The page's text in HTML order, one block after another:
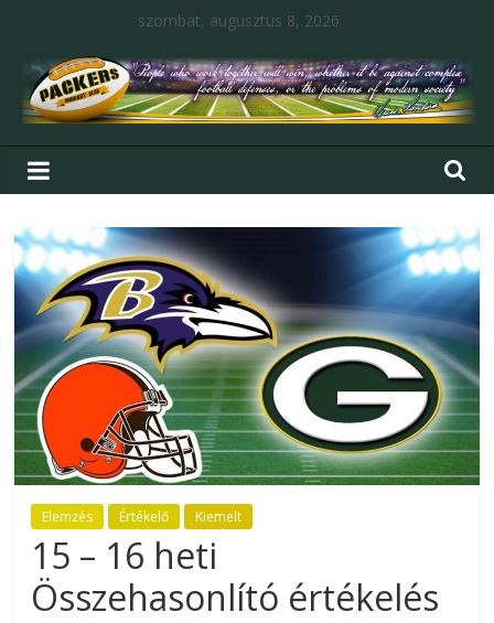
szombat, augusztus 8, 2026
Elemzés Értékelő Kiemelt
15 – 16 heti
Összehasonlító értékelés